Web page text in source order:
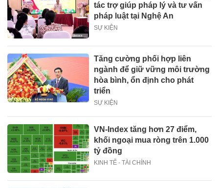
tác trợ giúp pháp lý và tư vấn
pháp luật tại Nghệ An
SỰ KIỆN
Tăng cường phối hợp liên
ngành để giữ vững môi trường
hòa bình, ổn định cho phát
triển
SỰ KIỆN
VN-Index tăng hơn 27 điểm,
khối ngoại mua ròng trên 1.000
tỷ đồng
KINH TẾ - TÀI CHÍNH